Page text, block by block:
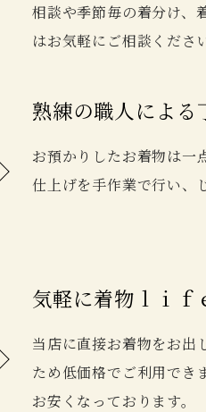
相談や季節毎の着分け、
はお気軽にご相談くださ
熟練の職人による
お預かりしたお着物は一
仕上げを手作業で行い、
気軽に着物ｌｉｆ
当店に直接お着物をお出
ため低価格でご利用でき
お安くなっております。